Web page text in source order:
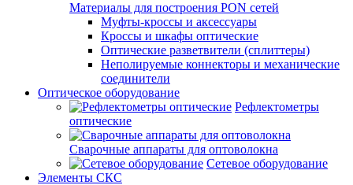
Материалы для построения PON сетей
Муфты-кроссы и аксессуары
Кроссы и шкафы оптические
Оптические разветвители (сплиттеры)
Неполируемые коннекторы и механические
соединители
Оптическое оборудование
Рефлектометры
оптические
Сварочные аппараты для оптоволокна
Сетевое оборудование
Элементы СКС